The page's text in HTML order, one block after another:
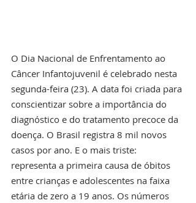
O Dia Nacional de Enfrentamento ao
Câncer Infantojuvenil é celebrado nesta
segunda-feira (23). A data foi criada para
conscientizar sobre a importância do
diagnóstico e do tratamento precoce da
doença. O Brasil registra 8 mil novos
casos por ano. E o mais triste:
representa a primeira causa de óbitos
entre crianças e adolescentes na faixa
etária de zero a 19 anos. Os números